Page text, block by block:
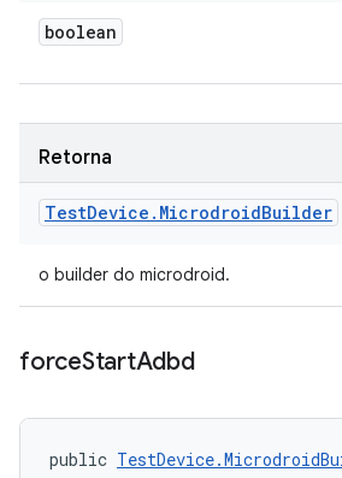
boolean
Retorna
TestDevice . MicrodroidBuilder
o builder do microdroid.
forceStartAdbd
public